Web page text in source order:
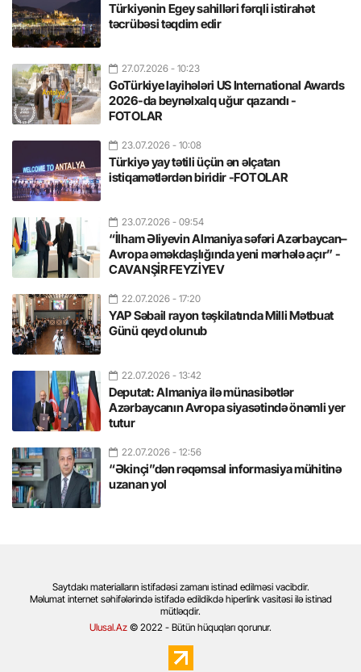
Türkiyənin Egey sahilləri fərqli istirahət
təcrübəsi təqdim edir
27.07.2026 - 10:23
GoTürkiye layihələri US International Awards
2026-da beynəlxalq uğur qazandı -
FOTOLAR
23.07.2026 - 10:08
Türkiyə yay tətili üçün ən əlçatan
istiqamətlərdən biridir -FOTOLAR
23.07.2026 - 09:54
“İlham Əliyevin Almaniya səfəri Azərbaycan–
Avropa əməkdaşlığında yeni mərhələ açır” -
CAVANŞİR FEYZİYEV
22.07.2026 - 17:20
YAP Səbail rayon təşkilatında Milli Mətbuat
Günü qeyd olunub
22.07.2026 - 13:42
Deputat: Almaniya ilə münasibətlər
Azərbaycanın Avropa siyasətində önəmli yer
tutur
22.07.2026 - 12:56
“Əkinçi”dən rəqəmsal informasiya mühitinə
uzanan yol
Saytdakı materialların istifadəsi zamanı istinad edilməsi vacibdir.
Məlumat internet səhifələrində istifadə edildikdə hiperlink vasitəsi ilə istinad
mütləqdir.
Ulusal.Az © 2022 - Bütün hüquqları qorunur.